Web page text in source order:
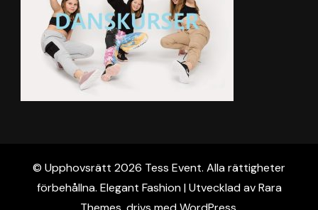
© Upphovsrätt 2026 Tess Event. Alla rättigheter
förbehållna. Elegant Fashion | Utvecklad avRara